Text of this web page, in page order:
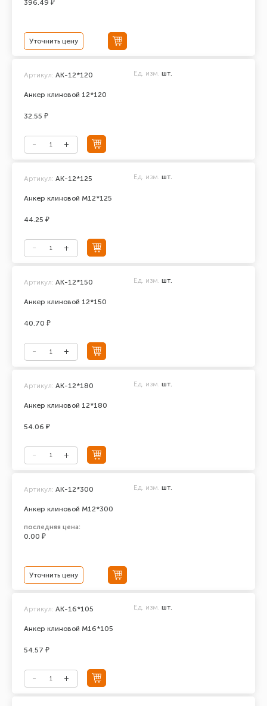
396.49 ₽
Уточнить цену
Анкер клиновой 12*120
Артикул: АК-12*120 Ед. изм. шт.
32.55 ₽
Анкер клиновой М12*125
Артикул: АК-12*125 Ед. изм. шт.
44.25 ₽
Анкер клиновой 12*150
Артикул: АК-12*150 Ед. изм. шт.
40.70 ₽
Анкер клиновой 12*180
Артикул: АК-12*180 Ед. изм. шт.
54.06 ₽
Анкер клиновой М12*300
Артикул: AK-12*300 Ед. изм. шт.
последняя цена:
0.00 ₽
Уточнить цену
Анкер клиновой М16*105
Артикул: АК-16*105 Ед. изм. шт.
54.57 ₽